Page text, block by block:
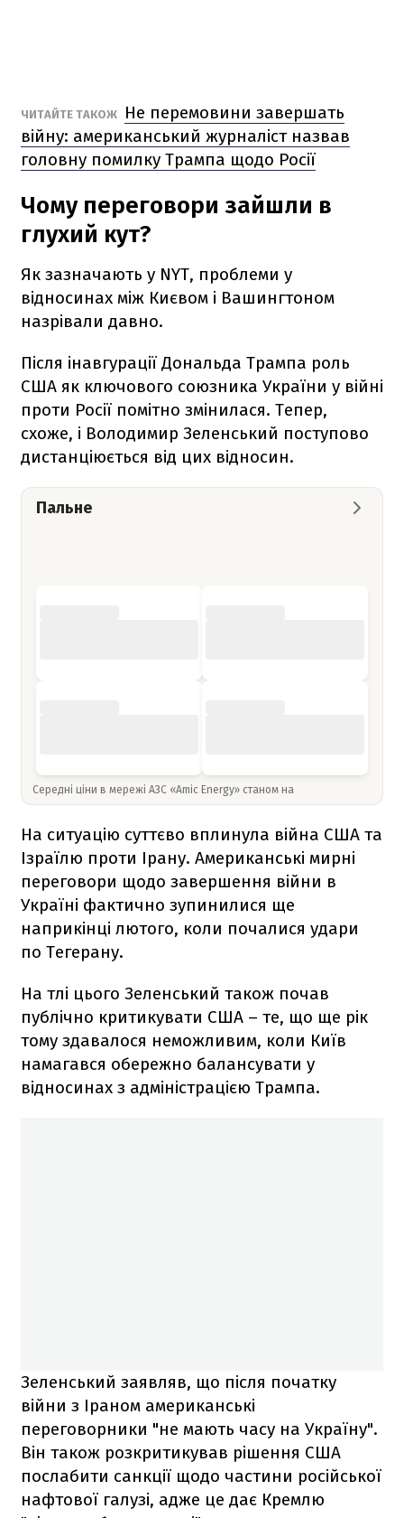
ЧИТАЙТЕ ТАКОЖ
Не перемовини завершать
війну: американський журналіст назвав
головну помилку Трампа щодо Росії
Чому переговори зайшли в
глухий кут?
Як зазначають у NYT, проблеми у
відносинах між Києвом і Вашингтоном
назрівали давно.
Після інавгурації Дональда Трампа роль
США як ключового союзника України у війні
проти Росії помітно змінилася. Тепер,
схоже, і Володимир Зеленський поступово
дистанціюється від цих відносин.
Пальне
Середні ціни в мережі АЗС «Amic Energy» станом на
На ситуацію суттєво вплинула війна США та
Ізраїлю проти Ірану. Американські мирні
переговори щодо завершення війни в
Україні фактично зупинилися ще
наприкінці лютого, коли почалися удари
по Тегерану.
На тлі цього Зеленський також почав
публічно критикувати США – те, що ще рік
тому здавалося неможливим, коли Київ
намагався обережно балансувати у
відносинах з адміністрацією Трампа.
Зеленський заявляв, що після початку
війни з Іраном американські
переговорники "не мають часу на Україну".
Він також розкритикував рішення США
послабити санкції щодо частини російської
нафтової галузі, адже це дає Кремлю